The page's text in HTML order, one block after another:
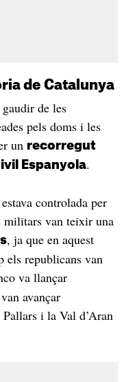
de Catalunya
de les
pels doms i les
un recorregut
Espanyola.
controlada per
militars van teixir una
, ja que en aquest
els republicans van
va llançar
avançar
i la Val d’Aran